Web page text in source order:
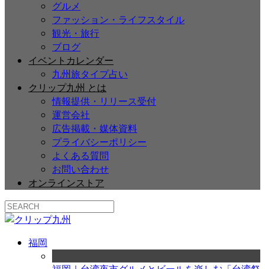
グルメ
ファッション・ライフスタイル
観光・旅行
ブログ
イベントカレンダー
九州旅タイプ占い
クリップ九州 とは
情報提供・リリース受付
運営会社
広告掲載・媒体資料
プライバシーポリシー
よくある質問
お問い合わせ
オンラインストア
福岡